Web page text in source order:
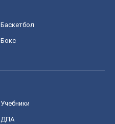
Баскетбол
Бокс
Учебники
ДПА